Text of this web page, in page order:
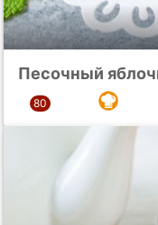
Песочный